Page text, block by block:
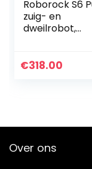
Roborock S6
zuig- en
dweilrobot,
batterijduur,
€318.00
Over ons